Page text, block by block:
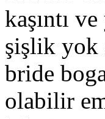
kaşıntı
şişlik yok
bride
olabilir